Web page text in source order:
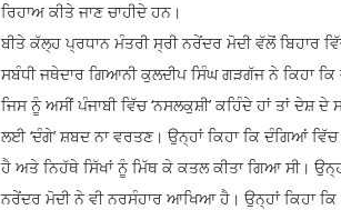
ਰਿਹਾਅ ਕੀਤੇ ਜਾਣ ਚਾਹੀਦੇ ਹਨ।
ਬੀਤੇ ਕੱਲ੍ਹ ਪ੍ਰਧਾਨ ਮੰਤਰੀ ਸ੍ਰੀ ਨਰੇਂਦਰ ਮੋਦੀ ਵੱਲੋਂ
ਸਬੰਧੀ ਜਥੇਦਾਰ ਗਿਆਨੀ ਕੁਲਦੀਪ ਸਿੰਘ ਗੜਗੱਜ ਨੇ ਕਿਹਾ
ਜਿਸ ਨੂੰ ਅਸੀਂ ਪੰਜਾਬੀ ਵਿੱਚ ‘ਨਸਲਕੁਸ਼ੀ’ ਕਹਿੰਦੇ ਹਾਂ ਤਾਂ
ਲਈ ‘ਦੰਗੇ’ ਸ਼ਬਦ ਨਾ ਵਰਤਣ। ਉਨ੍ਹਾਂ ਕਿਹਾ ਕਿ ਦੰਗਿਆਂ
ਹੈ ਅਤੇ ਨਿਹੱਥੇ ਸਿੱਖਾਂ ਨੂੰ ਮਿੱਥ ਕੇ ਕਤਲ ਕੀਤਾ ਗਿਆ ਸੀ।
ਨਰੇਂਦਰ ਮੋਦੀ ਨੇ ਵੀ ਨਰਸੰਹਾਰ ਆਖਿਆ ਹੈ। ਉਨ੍ਹਾਂ ਕਿਹਾ